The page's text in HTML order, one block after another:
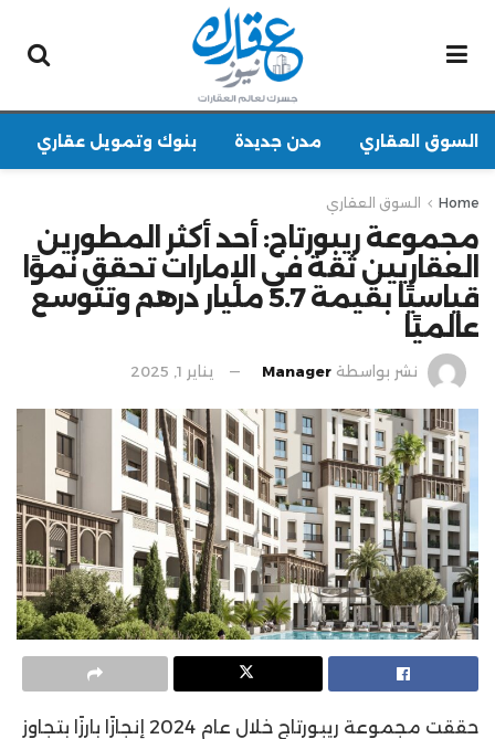
السوق العقاري مدن جديدة بنوك وتمويل عقاري
Home السوق العقاري
مجموعة ريبورتاج: أحد أكثر المطورين
العقاريين ثقة في الإمارات تحقق نموًا
قياسيًا بقيمة 5.7 مليار درهم وتتوسع
عالميًا
نشر بواسطة Manager يناير 1, 2025
حققت مجموعة ريبورتاج خلال عام 2024 إنجازًا بارزًا بتجاوز